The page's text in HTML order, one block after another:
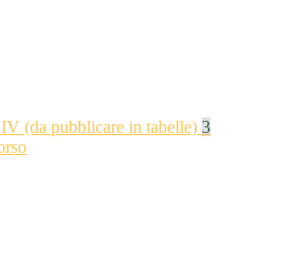
(da pubblicare in tabelle) 3